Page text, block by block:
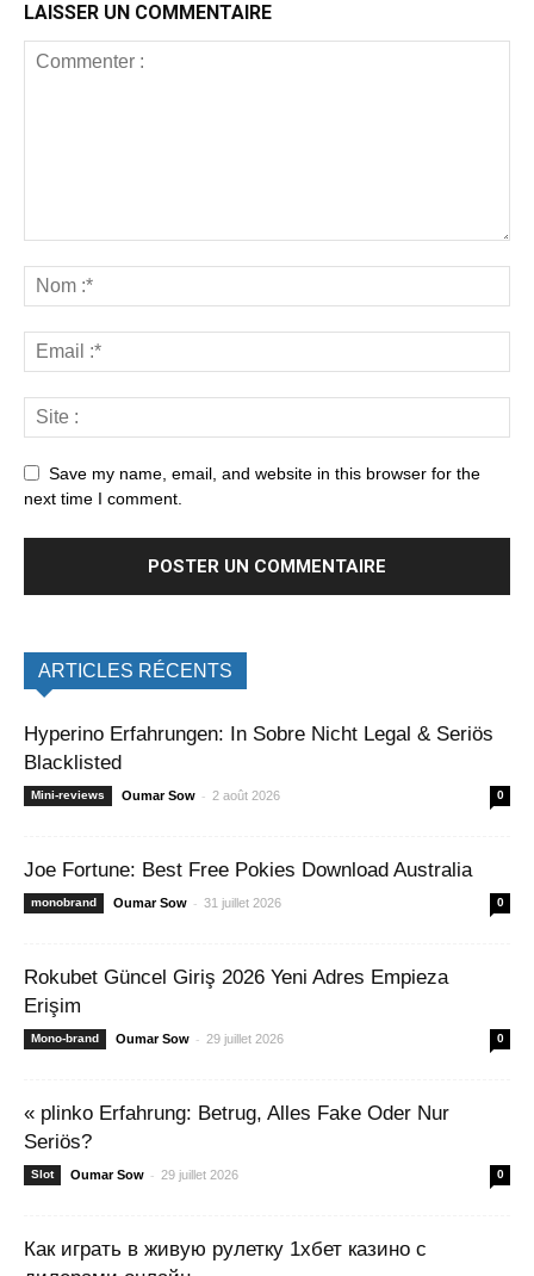
LAISSER UN COMMENTAIRE
Save my name, email, and website in this browser for the
next time I comment.
ARTICLES RÉCENTS
Hyperino Erfahrungen: In Sobre Nicht Legal & Seriös
Blacklisted
Mini-reviews Oumar Sow - 2 août 2026 0
Joe Fortune: Best Free Pokies Download Australia
monobrand Oumar Sow - 31 juillet 2026 0
Rokubet Güncel Giriş 2026 Yeni Adres Empieza
Erişim
Mono-brand Oumar Sow - 29 juillet 2026 0
« plinko Erfahrung: Betrug, Alles Fake Oder Nur
Seriös?
Slot Oumar Sow - 29 juillet 2026 0
Как играть в живую рулетку 1хбет казино с